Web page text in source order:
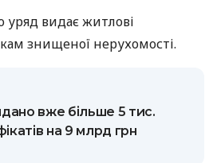
уряд видає житлові
знищеної нерухомості.
вже більше 5 тис.
на 9 млрд грн